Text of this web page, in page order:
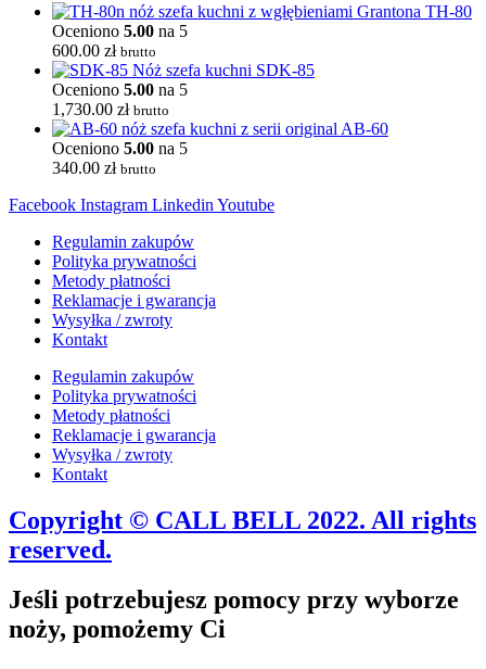
TH-80
Oceniono 5.00 na 5
600.00 zł brutto
SDK-85
Oceniono 5.00 na 5
1,730.00 zł brutto
AB-60
Oceniono 5.00 na 5
340.00 zł brutto
Facebook Instagram Linkedin Youtube
Regulamin zakupów
Polityka prywatności
Metody płatności
Reklamacje i gwarancja
Wysyłka / zwroty
Kontakt
Regulamin zakupów
Polityka prywatności
Metody płatności
Reklamacje i gwarancja
Wysyłka / zwroty
Kontakt
Copyright © CALL BELL 2022. All rights
reserved.
Jeśli potrzebujesz pomocy przy wyborze
noży, pomożemy Ci